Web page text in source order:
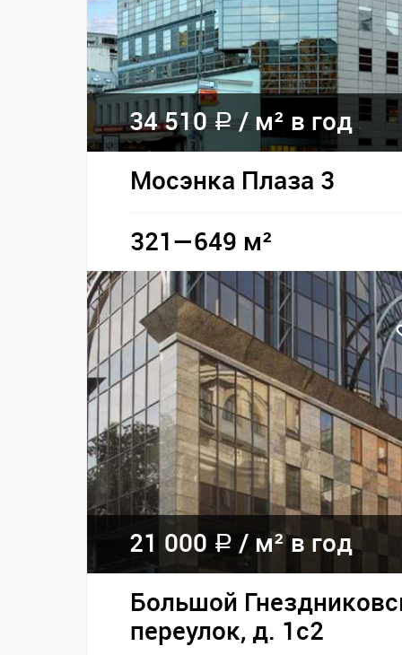
34 510a /м² в год
Мосэнка Плаза 3
321—649 м²
21 000 a / м² в год
Большой
переулок, д. 1с2